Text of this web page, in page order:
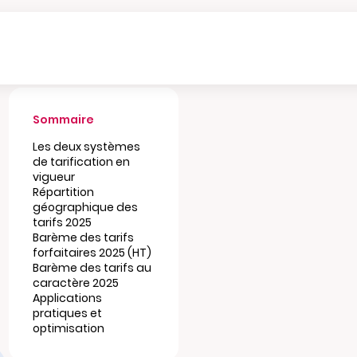
Sommaire
Les deux systèmes
de tarification en
vigueur
Répartition
géographique des
tarifs 2025
Barème des tarifs
forfaitaires 2025 (HT)
Barème des tarifs au
caractère 2025
Applications
pratiques et
optimisation